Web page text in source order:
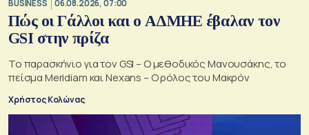
BUSINESS 06.08.2026, 07:00
Πώς οι Γάλλοι και ο ΑΔΜΗΕ έβαλαν τον
GSI στην πρίζα
Το παρασκήνιο για τον GSI – Ο μεθοδικός Μανουσάκης, το
πείσμα Meridiam και Nexans – Ο ρόλος του Μακρόν
Χρήστος Κολώνας